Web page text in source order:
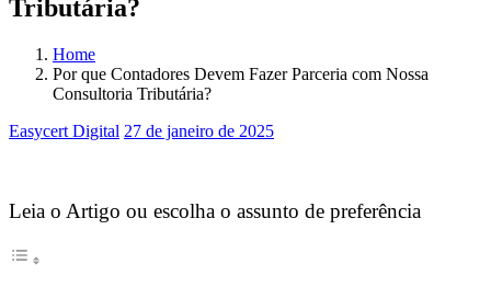
Tributária?
Home
Por que Contadores Devem Fazer Parceria com Nossa
Consultoria Tributária?
Easycert Digital 27 de janeiro de 2025
Leia o Artigo ou escolha o assunto de preferência